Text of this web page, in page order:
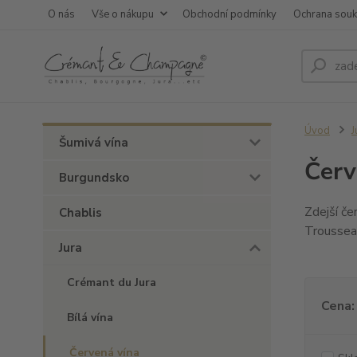
O nás Vše o nákupu Obchodní podmínky Ochrana
Šumivá vína
Burgundsko
Chablis
Jura
Crémant du Jura
Bílá vína
Červená vína
Úvod
Zdejší
Cena: